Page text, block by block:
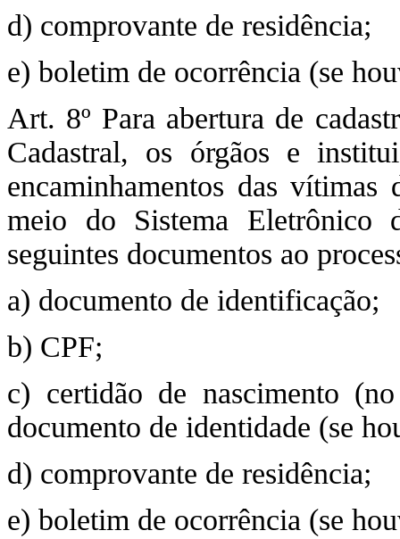
d) comprovante de residência;
e) boletim de ocorrência (se
Art. 8º Para abertura de
Cadastral, os órgãos e
encaminhamentos das
meio do Sistema Eletrônico
seguintes documentos ao
a) documento de identificação;
b) CPF;
c) certidão de nascimento
documento de identidade (se
d) comprovante de residência;
e) boletim de ocorrência (se